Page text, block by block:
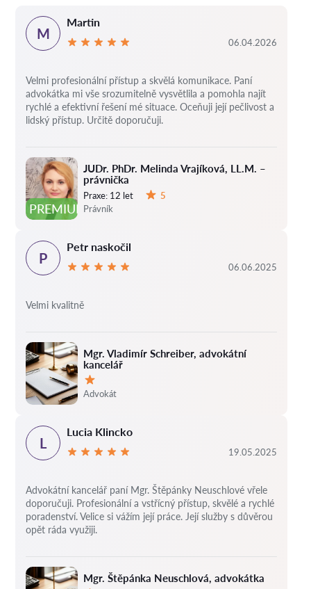
PREMIUM
JUDr. PhDr. Melinda Vrajíková, LL.M. –
právnička
Praxe: 12 let
5
Právník
M
Martin
06.04.2026
Velmi profesionální přístup a skvělá komunikace. Paní
advokátka mi vše srozumitelně vysvětlila a pomohla najít
rychlé a efektivní řešení mé situace. Oceňuji její pečlivost a
lidský přístup. Určitě doporučuji.
Mgr. Vladimír Schreiber, advokátní
kancelář
Hodnocení:
Advokát
P
Petr naskočil
06.06.2025
Velmi kvalitně
Mgr. Štěpánka Neuschlová, advokátka
L
Lucia Klincko
19.05.2025
Advokátní kancelář paní Mgr. Štěpánky Neuschlové vřele
doporučuji. Profesionální a vstřícný přístup, skvělé a rychlé
poradenství. Velice si vážím její práce. Její služby s důvěrou
opět ráda využiji.